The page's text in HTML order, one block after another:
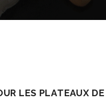
LES PLATEAUX